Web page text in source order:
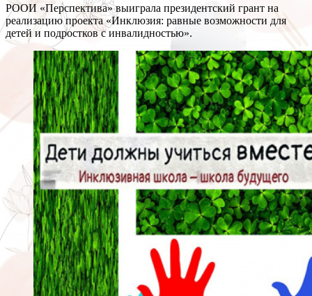
РООИ «Перспектива» выиграла президентский грант на
реализацию проекта «Инклюзия: равные возможности для
детей и подростков с инвалидностью».